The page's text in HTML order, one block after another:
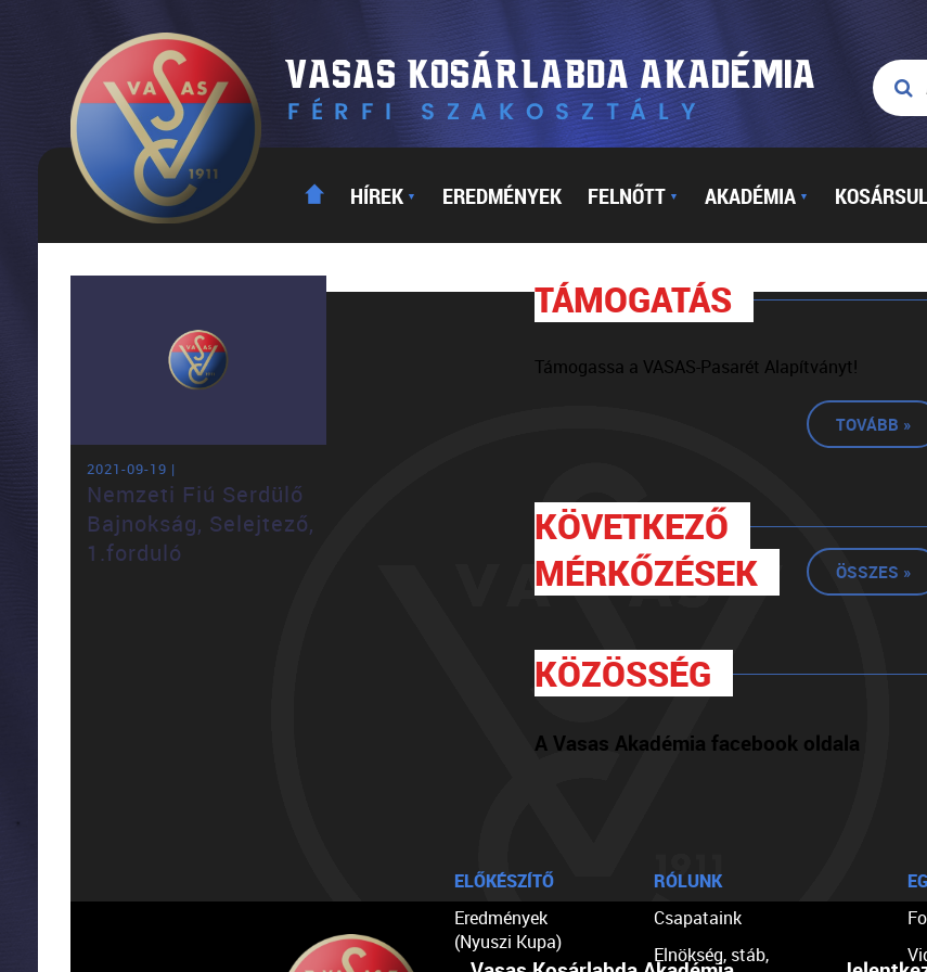
HÍREK ▼ EREDMÉNYEK FELNŐTT ▼ AKADÉMIA ▼
2021-09-19 |
Nemzeti Fiú Serdülő
Bajnokság, Selejtező,
1.forduló
TÁMOGATÁS
Támogassa a VASAS-Pasarét Alapítványt!
TOVÁBB »
KÖVETKEZŐ
MÉRKŐZÉSEK
ÖSSZES »
KÖZÖSSÉG
A Vasas Akadémia facebook oldala
ELŐKÉSZÍTŐ
Eredmények
(Nyuszi Kupa)
RÓLUNK
Csapataink
Elnökség, stáb,